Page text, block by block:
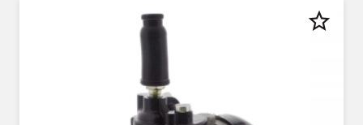
star_border